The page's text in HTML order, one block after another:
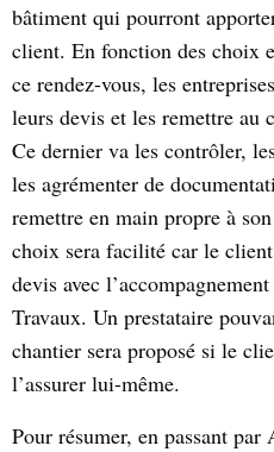
bâtiment qui pourront
client. En fonction des choix
ce rendez-vous, les
leurs devis et les remettre au
Ce dernier va les contrôler,
les agrémenter de
remettre en main propre à
choix sera facilité car le
devis avec
Travaux. Un prestataire
chantier sera proposé si le
l’assurer lui-même.
Pour résumer, en passant